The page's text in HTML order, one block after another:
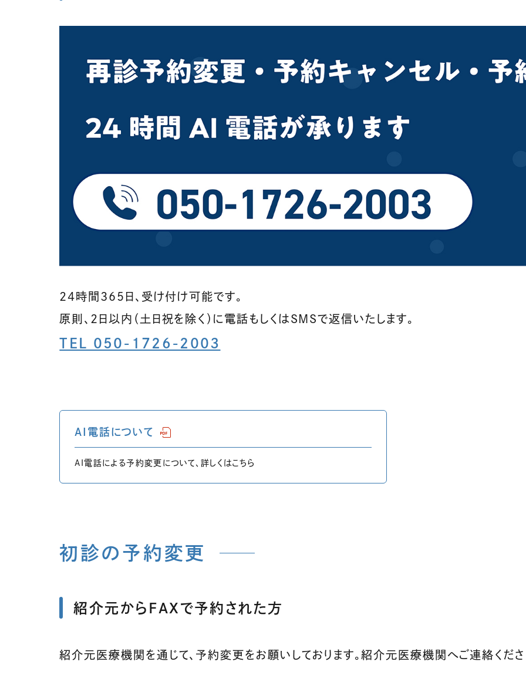
24時間365日、受け付け可能です。
原則、2日以内（土日祝を除く）に電話もしくはSMSで返信いたします。
TEL 050-1726-2003
AI電話について （PDFファイルを開きます）
AI電話による予約変更について、詳しくはこちら
初診の予約変更
紹介元からFAXで予約された方
紹介元医療機関を通じて、予約変更をお願いしております。紹介元医療機関へご連絡くださ